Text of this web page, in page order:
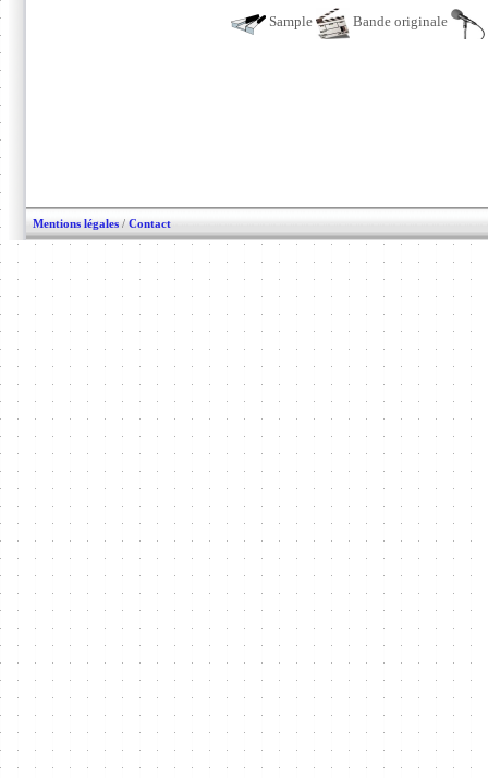
Sample Bande originale
Mentions légales / Contact